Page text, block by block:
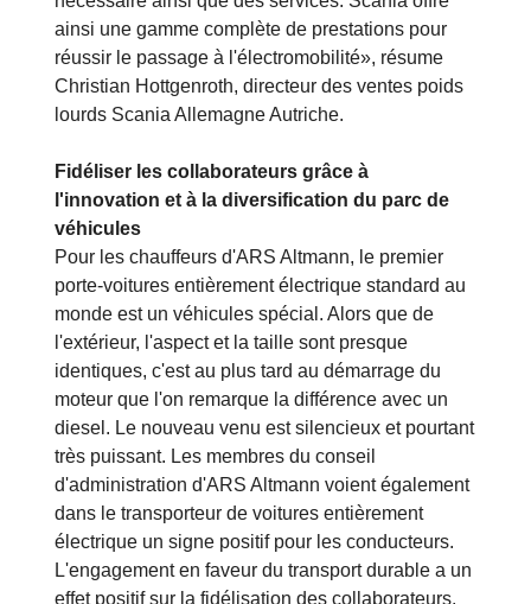
avec des solutions de véhicules purement
électriques qu'avec l'infrastructure de recharge
nécessaire ainsi que des services. Scania offre
ainsi une gamme complète de prestations pour
Christian Hottgenroth, directeur des ventes poids
lourds Scania Allemagne Autriche.
Fidéliser les collaborateurs grâce à
l'innovation et à la diversification du parc de
véhicules
Pour les chauffeurs d'ARS Altmann, le premier
porte-voitures entièrement électrique standard au
monde est un véhicules spécial. Alors que de
l'extérieur, l'aspect et la taille sont presque
identiques, c'est au plus tard au démarrage du
moteur que l'on remarque la différence avec un
diesel. Le nouveau venu est silencieux et pourtant
très puissant. Les membres du conseil
d'administration d'ARS Altmann voient également
dans le transporteur de voitures entièrement